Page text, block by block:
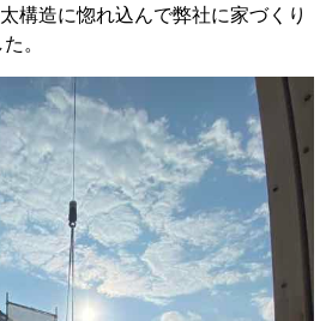
構造に惚れ込んで弊社に家づくり
。